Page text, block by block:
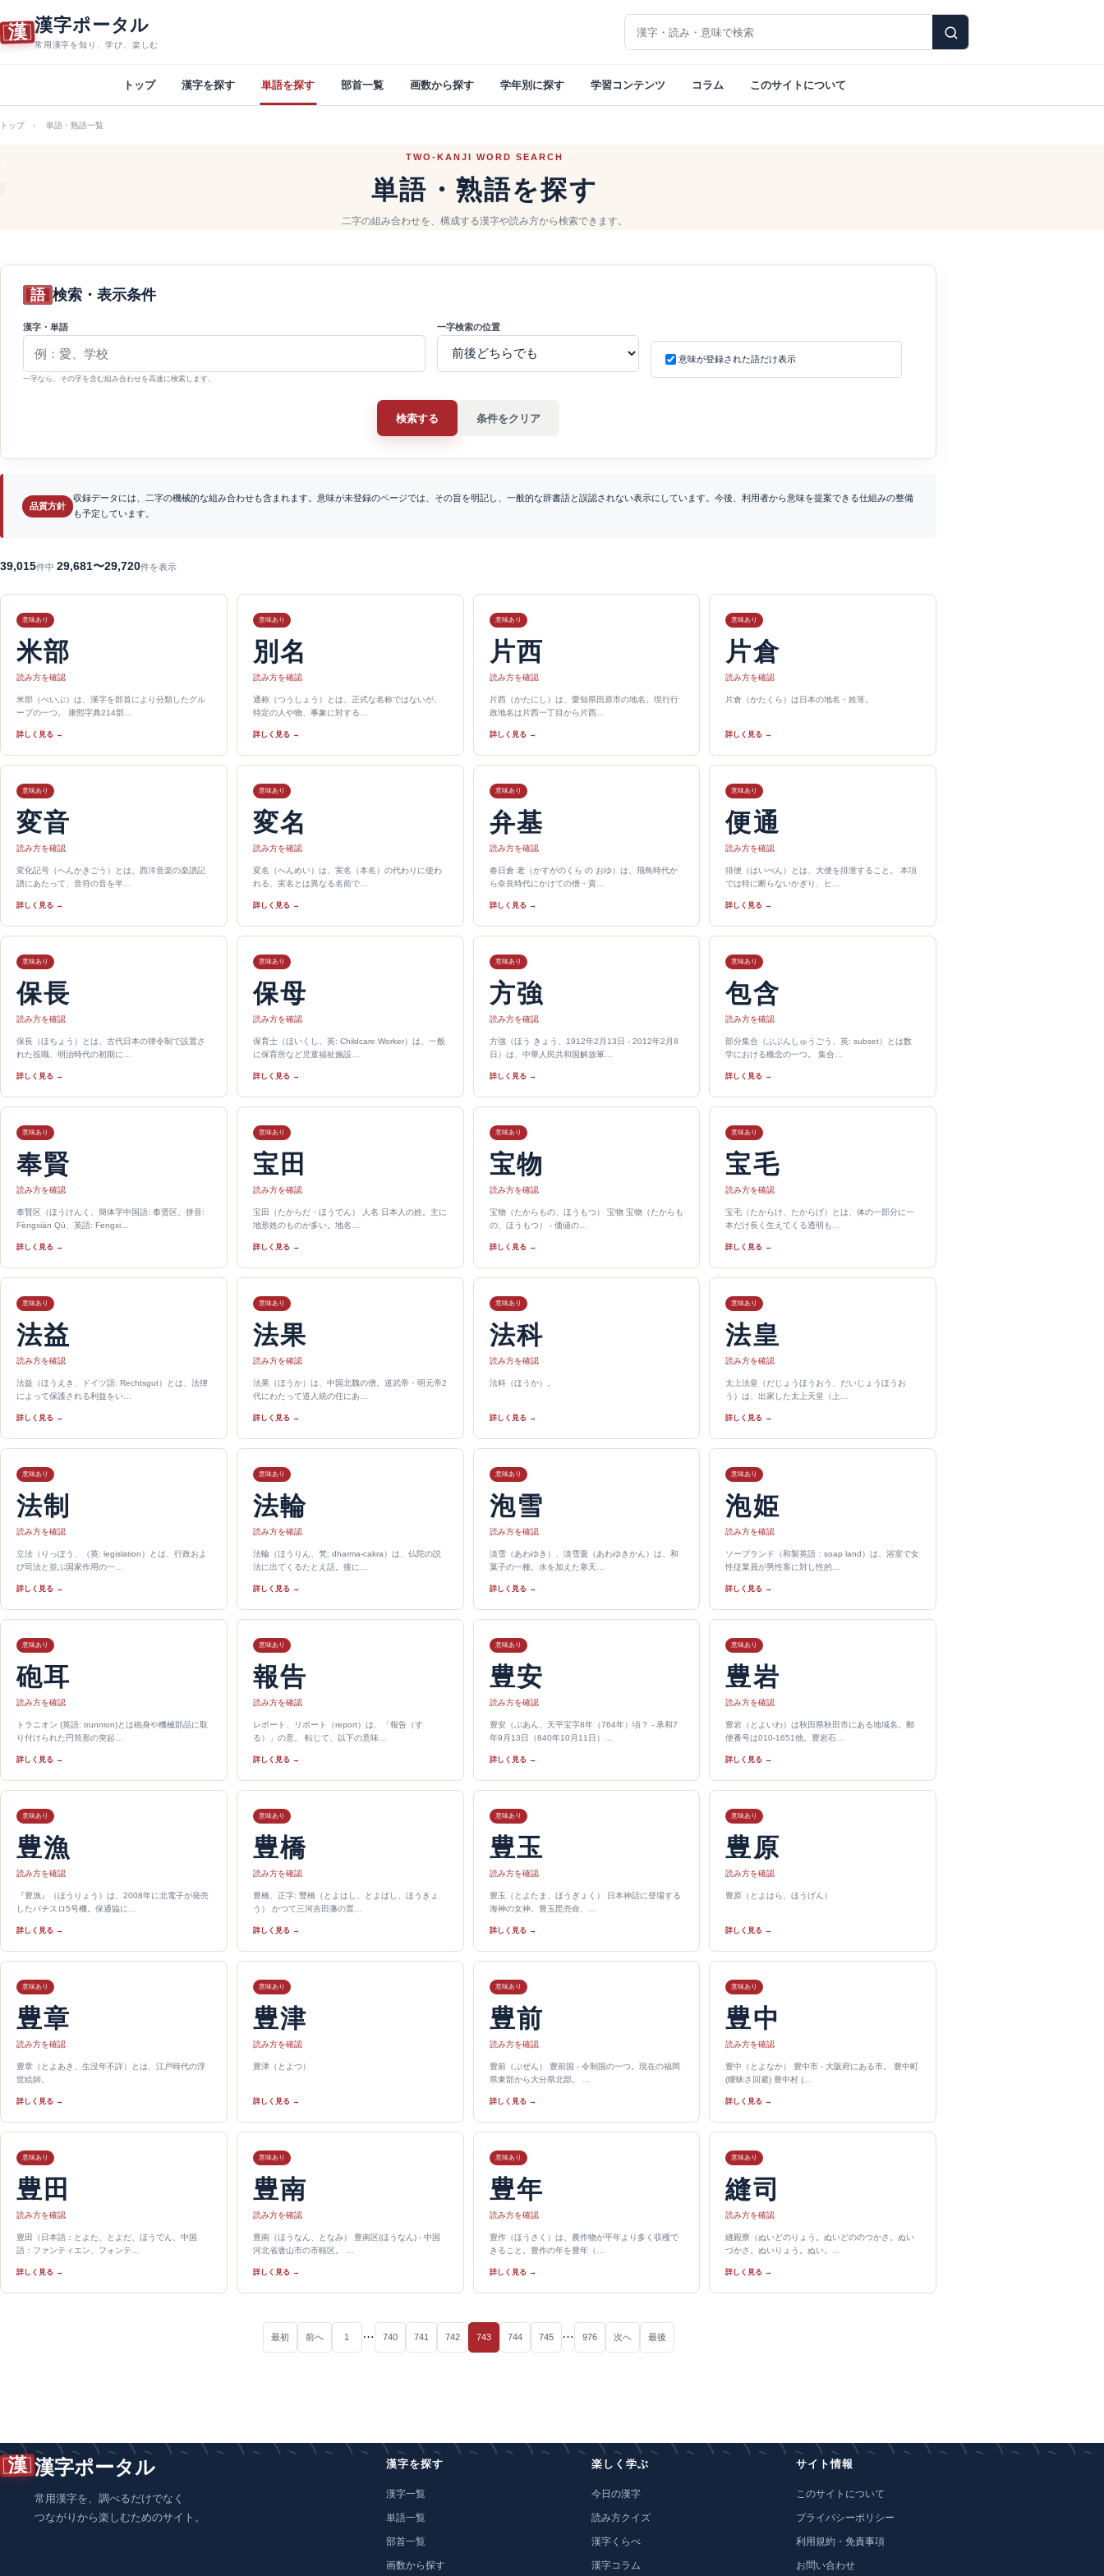
漢 漢字ポータル
常用漢字を知り、学び、楽しむ
漢字を検索
トップ 漢字を探す 単語を探す 部首一覧 画数から探す 学年別に探す 学習コンテンツ コラム このサイトについて
トップ 単語・熟語一覧
TWO-KANJI WORD SEARCH
単語・熟語を探す
二字の組み合わせを、構成する漢字や読み方から検索できます。
語 検索・表示条件
漢字・単語
一字なら、その字を含む組み合わせを高速に検索します。
一字検索の位置
意味が登録された語だけ表示
検索する 条件をクリア
品質方針
収録データには、二字の機械的な組み合わせも含まれます。意味が未登録のページでは、その旨を明記し、一般的な辞書語と誤認されない表示にしています。今後、利用者から意味を提案できる仕組みの整備
も予定しています。
39,015件中 29,681〜29,720件を表示
意味あり
米部
読み方を確認
米部（べいぶ）は、漢字を部首により分類したグル
ープの一つ。 康熙字典214部…
詳しく見る →
意味あり
別名
読み方を確認
通称（つうしょう）とは、正式な名称ではないが、
特定の人や物、事象に対する…
詳しく見る →
意味あり
片西
読み方を確認
片西（かたにし）は、愛知県田原市の地名。現行行
政地名は片西一丁目から片西…
詳しく見る →
意味あり
片倉
読み方を確認
片倉（かたくら）は日本の地名・姓等。
詳しく見る →
意味あり
変音
読み方を確認
変化記号（へんかきごう）とは、西洋音楽の楽譜記
譜にあたって、音符の音を半…
詳しく見る →
意味あり
変名
読み方を確認
変名（へんめい）は、実名（本名）の代わりに使わ
れる、実名とは異なる名前で…
詳しく見る →
意味あり
弁基
読み方を確認
春日倉 老（かすがのくら の おゆ）は、飛鳥時代か
ら奈良時代にかけての僧・貴…
詳しく見る →
意味あり
便通
読み方を確認
排便（はいべん）とは、大便を排泄すること。 本項
では特に断らないかぎり、ヒ…
詳しく見る →
意味あり
保長
読み方を確認
保長（ほちょう）とは、古代日本の律令制で設置さ
れた役職、明治時代の初期に…
詳しく見る →
意味あり
保母
読み方を確認
保育士（ほいくし、英: Childcare Worker）は、一般
に保育所など児童福祉施設…
詳しく見る →
意味あり
方強
読み方を確認
方強（ほう きょう、1912年2月13日 - 2012年2月8
日）は、中華人民共和国解放軍…
詳しく見る →
意味あり
包含
読み方を確認
部分集合（ぶぶんしゅうごう、英: subset）とは数
学における概念の一つ。 集合…
詳しく見る →
意味あり
奉賢
読み方を確認
奉賢区（ほうけんく、簡体字中国語: 奉贤区、拼音:
Fèngxián Qū、英語: Fengxi…
詳しく見る →
意味あり
宝田
読み方を確認
宝田（たからだ・ほうでん） 人名 日本人の姓。主に
地形姓のものが多い。地名…
詳しく見る →
意味あり
宝物
読み方を確認
宝物（たからもの、ほうもつ） 宝物 宝物（たからも
の、ほうもつ） - 価値の…
詳しく見る →
意味あり
宝毛
読み方を確認
宝毛（たからけ、たからげ）とは、体の一部分に一
本だけ長く生えてくる透明も…
詳しく見る →
意味あり
法益
読み方を確認
法益（ほうえき、ドイツ語: Rechtsgut）とは、法律
によって保護される利益をい…
詳しく見る →
意味あり
法果
読み方を確認
法果（ほうか）は、中国北魏の僧。道武帝・明元帝2
代にわたって道人統の任にあ…
詳しく見る →
意味あり
法科
読み方を確認
法科（ほうか）。
詳しく見る →
意味あり
法皇
読み方を確認
太上法皇（だじょうほうおう、だいじょうほうお
う）は、出家した太上天皇（上…
詳しく見る →
意味あり
法制
読み方を確認
立法（りっぽう、（英: legislation）とは、行政およ
び司法と並ぶ国家作用の一…
詳しく見る →
意味あり
法輪
読み方を確認
法輪（ほうりん、梵: dharma-cakra）は、仏陀の説
法に出てくるたとえ話。後に…
詳しく見る →
意味あり
泡雪
読み方を確認
淡雪（あわゆき）、淡雪羹（あわゆきかん）は、和
菓子の一種。水を加えた寒天…
詳しく見る →
意味あり
泡姫
読み方を確認
ソープランド（和製英語：soap land）は、浴室で女
性従業員が男性客に対し性的…
詳しく見る →
意味あり
砲耳
読み方を確認
トラニオン (英語: trunnion)とは砲身や機械部品に取
り付けられた円筒形の突起…
詳しく見る →
意味あり
報告
読み方を確認
レポート、リポート（report）は、「報告（す
る）」の意。 転じて、以下の意味…
詳しく見る →
意味あり
豊安
読み方を確認
豊安（ぶあん、天平宝字8年（764年）頃？ - 承和7
年9月13日（840年10月11日）…
詳しく見る →
意味あり
豊岩
読み方を確認
豊岩（とよいわ）は秋田県秋田市にある地域名。郵
便番号は010-1651他。豊岩石…
詳しく見る →
意味あり
豊漁
読み方を確認
『豊漁』（ほうりょう）は、2008年に北電子が発売
したパチスロ5号機。保通協に…
詳しく見る →
意味あり
豊橋
読み方を確認
豊橋、正字: 豐橋（とよはし、とよばし、ほうきょ
う） かつて三河吉田藩の置…
詳しく見る →
意味あり
豊玉
読み方を確認
豊玉（とよたま、ほうぎょく） 日本神話に登場する
海神の女神。豊玉毘売命、…
詳しく見る →
意味あり
豊原
読み方を確認
豊原（とよはら、ほうげん）
詳しく見る →
意味あり
豊章
読み方を確認
豊章（とよあき、生没年不詳）とは、江戸時代の浮
世絵師。
詳しく見る →
意味あり
豊津
読み方を確認
豊津（とよつ）
詳しく見る →
意味あり
豊前
読み方を確認
豊前（ぶぜん） 豊前国 - 令制国の一つ。現在の福岡
県東部から大分県北部。 …
詳しく見る →
意味あり
豊中
読み方を確認
豊中（とよなか） 豊中市 - 大阪府にある市。 豊中町
(曖昧さ回避) 豊中村 (…
詳しく見る →
意味あり
豊田
読み方を確認
豊田（日本語：とよた、とよだ、ほうでん、中国
語：ファンティエン、フォンテ…
詳しく見る →
意味あり
豊南
読み方を確認
豊南（ほうなん、となみ） 豊南区(ほうなん) - 中国
河北省唐山市の市轄区。 …
詳しく見る →
意味あり
豊年
読み方を確認
豊作（ほうさく）は、農作物が平年より多く収穫で
きること。豊作の年を豊年（…
詳しく見る →
意味あり
縫司
読み方を確認
縫殿寮（ぬいどのりょう。ぬいどののつかさ。ぬい
づかさ。ぬいりょう。ぬい。…
詳しく見る →
最初 前へ 1 … 740 741 742 743 744 745 … 976 次へ 最後
漢 漢字ポータル
常用漢字を、調べるだけでなく
つながりから楽しむためのサイト。
漢字を探す
漢字一覧
単語一覧
部首一覧
画数から探す
楽しく学ぶ
今日の漢字
読み方クイズ
漢字くらべ
漢字コラム
サイト情報
このサイトについて
プライバシーポリシー
利用規約・免責事項
お問い合わせ